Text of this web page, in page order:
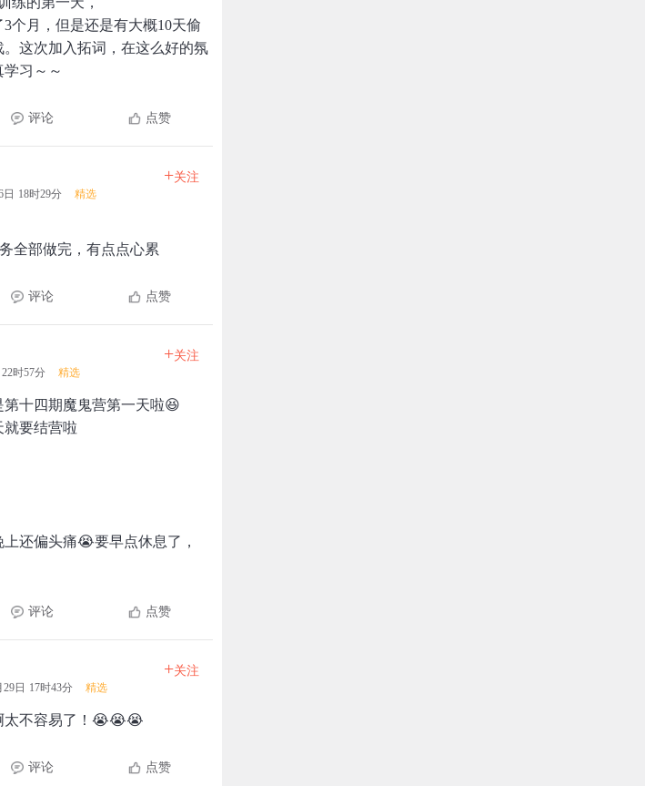
个月，但是还是有大概10天偷
这次加入拓词，在这么好的氛
习～～
评论 点赞
日 18时29分 精选
+关注
全部做完，有点点心累
评论 点赞
时57分 精选
+关注
十四期魔鬼营第一天啦😆
要结营啦
还偏头痛😭要早点休息了，
评论 点赞
29日 17时43分 精选
+关注
太不容易了！😭😭😭
评论 点赞